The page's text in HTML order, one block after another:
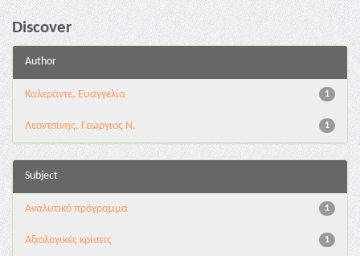
Discover
Author
1
Καλεράντε, Ευαγγελία
1
Λεοντσίνης, Γεώργιος Ν.
Subject
1
Αναλυτικό πρόγραμμα
1
Αξιολογικές κρίσεις